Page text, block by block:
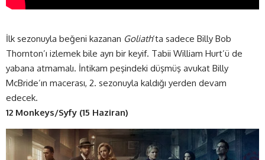
İlk sezonuyla beğeni kazanan Goliath‘ta sadece Billy Bob
Thornton’ı izlemek bile ayrı bir keyif. Tabii William Hurt’ü de
yabana atmamalı. İntikam peşindeki düşmüş avukat Billy
McBride’ın macerası, 2. sezonuyla kaldığı yerden devam
edecek.
12 Monkeys/Syfy (15 Haziran)